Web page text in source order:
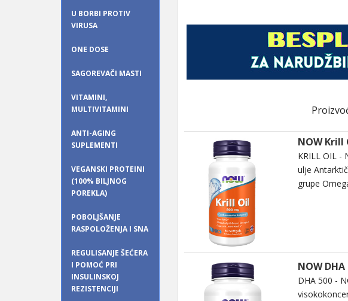
U BORBI PROTIV
VIRUSA
ONE DOSE
SAGOREVAČI MASTI
VITAMINI,
MULTIVITAMINI
ANTI-AGING
SUPLEMENTI
VEGANSKI PROTEINI
(100% BILJNOG
POREKLA)
POBOLJŠANJE
RASPOLOŽENJA I SNA
REGULISANJE ŠEĆERA
I POMOĆ PRI
INSULINSKOJ
REZISTENCIJI
NOW Krill
KRILL OIL -
ulje
grupe
NOW DHA
DHA 500 -